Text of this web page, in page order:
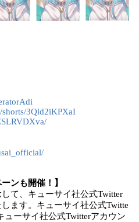
3Qld2iKPXaI
ンも開催！】
て、キューサイ社公式Twitter
ます。キューサイ社公式Twitte
ーサイ社公式Twitterアカウン